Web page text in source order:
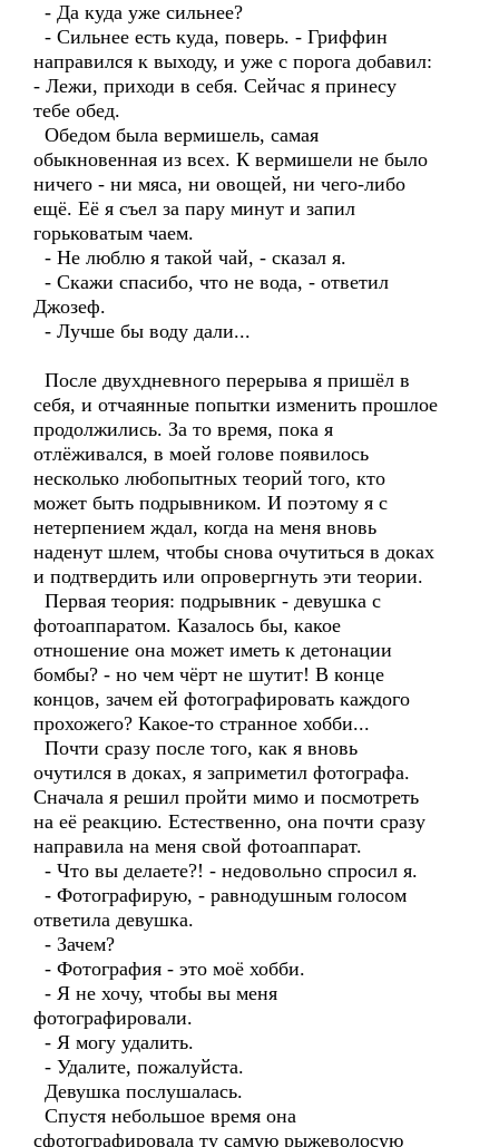
- Да куда уже сильнее?
- Сильнее есть куда, поверь. - Гриффин
направился к выходу, и уже с порога добавил:
- Лежи, приходи в себя. Сейчас я принесу
тебе обед.
Обедом была вермишель, самая
обыкновенная из всех. К вермишели не было
ничего - ни мяса, ни овощей, ни чего-либо
ещё. Её я съел за пару минут и запил
горьковатым чаем.
- Не люблю я такой чай, - сказал я.
- Скажи спасибо, что не вода, - ответил
Джозеф.
- Лучше бы воду дали...
После двухдневного перерыва я пришёл в
себя, и отчаянные попытки изменить прошлое
продолжились. За то время, пока я
отлёживался, в моей голове появилось
несколько любопытных теорий того, кто
может быть подрывником. И поэтому я с
нетерпением ждал, когда на меня вновь
наденут шлем, чтобы снова очутиться в доках
и подтвердить или опровергнуть эти теории.
Первая теория: подрывник - девушка с
фотоаппаратом. Казалось бы, какое
отношение она может иметь к детонации
бомбы? - но чем чёрт не шутит! В конце
концов, зачем ей фотографировать каждого
прохожего? Какое-то странное хобби...
Почти сразу после того, как я вновь
очутился в доках, я заприметил фотографа.
Сначала я решил пройти мимо и посмотреть
на её реакцию. Естественно, она почти сразу
направила на меня свой фотоаппарат.
- Что вы делаете?! - недовольно спросил я.
- Фотографирую, - равнодушным голосом
ответила девушка.
- Зачем?
- Фотография - это моё хобби.
- Я не хочу, чтобы вы меня
фотографировали.
- Я могу удалить.
- Удалите, пожалуйста.
Девушка послушалась.
Спустя небольшое время она
сфотографировала ту самую рыжеволосую